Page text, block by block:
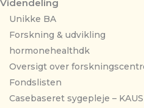
Videndeling
Unikke BA
Forskning & udvikling
hormonehealthdk
Oversigt over
Fondslisten
Casebaseret sygepleje –